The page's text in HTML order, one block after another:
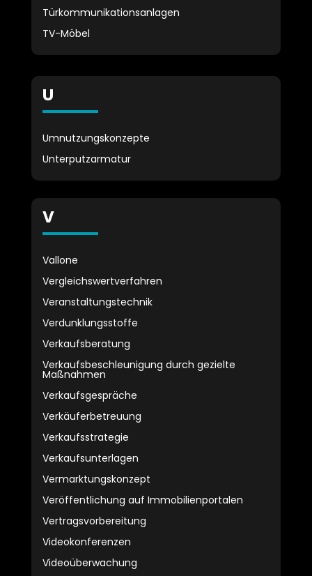
Türkommunikationsanlagen
TV-Möbel
U
Umnutzungskonzepte
Unterputzarmatur
V
Vallone
Vergleichswertverfahren
Veranstaltungstechnik
Verdunklungsstoffe
Verkaufsberatung
Verkaufsbeschleunigung durch gezielte
Maßnahmen
Verkaufsgespräche
Verkäuferbetreuung
Verkaufsstrategie
Verkaufsunterlagen
Vermarktungskonzept
Veröffentlichung auf Immobilienportalen
Vertragsvorbereitung
Videokonferenzen
Videoüberwachung